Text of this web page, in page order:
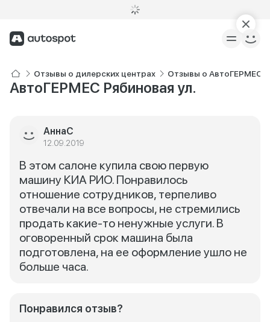
Отзывы о дилерских центрах Отзывы о АвтоГЕРМЕС
АвтоГЕРМЕС Рябиновая ул.
АннаС
12.09.2019
В этом салоне купила свою первую
машину КИА РИО. Понравилось
отношение сотрудников, терпеливо
отвечали на все вопросы, не стремились
продать какие-то ненужные услуги. В
оговоренный срок машина была
подготовлена, на ее оформление ушло не
больше часа.
Понравился отзыв?